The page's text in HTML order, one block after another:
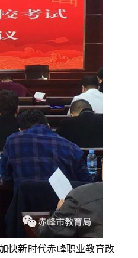
快新时代赤峰职业教育改